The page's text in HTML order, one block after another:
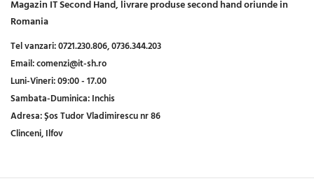
Magazin IT Second Hand, livrare produse second hand oriunde in
Romania
Tel vanzari:0721.230.806,0736.344.203
Email:comenzi@it-sh.ro
Luni-Vineri:09:00 - 17.00
Sambata-Duminica:Inchis
Adresa:Șos Tudor Vladimirescu nr 86
Clinceni, Ilfov